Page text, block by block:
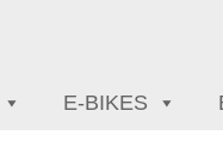
E-BIKES